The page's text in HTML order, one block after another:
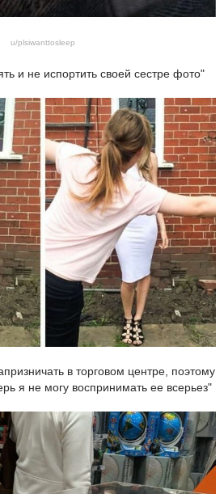
u/plsiwanttosleep
и не испортить своей сестре фото"
в торговом центре, поэтому
я не могу воспринимать ее всерьез"